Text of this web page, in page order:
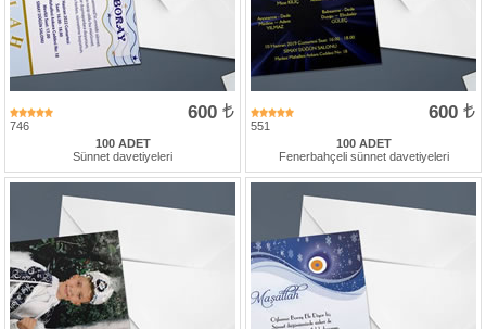
427
46
29
746
600
100 ADET
Sünnet davetiyeleri
551
600
100 ADET
Fenerbahçeli sünnet davetiyeleri